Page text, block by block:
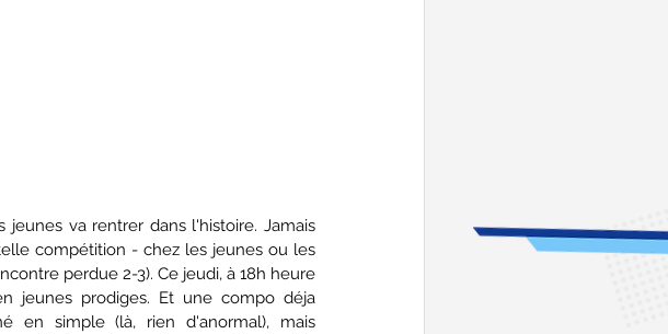
va rentrer dans l'histoire. Jamais
compétition - chez les jeunes ou les
perdue 2-3). Ce jeudi, à 18h heure
jeunes prodiges. Et une compo déja
en simple (là, rien d'anormal), mais